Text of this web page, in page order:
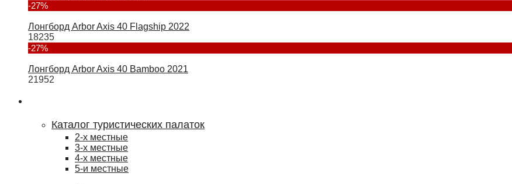
-27%
Лонгборд Arbor Axis 40 Flagship 2022
18235
-27%
Лонгборд Arbor Axis 40 Bamboo 2021
21952
Каталог туристических палаток
2-х местные
3-х местные
4-х местные
5-и местные